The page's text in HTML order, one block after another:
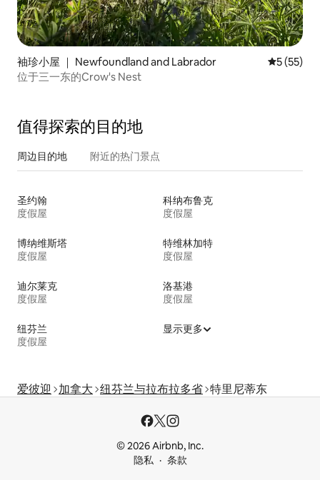
袖珍小屋 ｜ Newfoundland and Labrador 平均评分
5 (55)
位于三一东的Crow's Nest
值得探索的目的地
周边目的地 附近的热门景点
圣约翰
度假屋
科纳布鲁克
度假屋
博纳维斯塔
度假屋
特维林加特
度假屋
迪尔莱克
度假屋
洛基港
度假屋
纽芬兰
度假屋
显示更多
爱彼迎 加拿大 纽芬兰与拉布拉多省 特里尼蒂东
© 2026 Airbnb, Inc.
隐私
条款